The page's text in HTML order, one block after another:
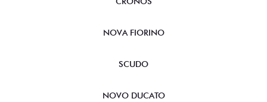
NOVA FIORINO
SCUDO
NOVO DUCATO